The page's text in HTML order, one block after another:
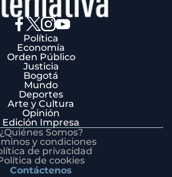
Política
Economía
Orden Público
Justicia
Bogotá
Mundo
Deportes
Arte y Cultura
Opinión
Edición Impresa
¿Quiénes Somos?
y condiciones
de privacidad
de cookies
Contáctenos